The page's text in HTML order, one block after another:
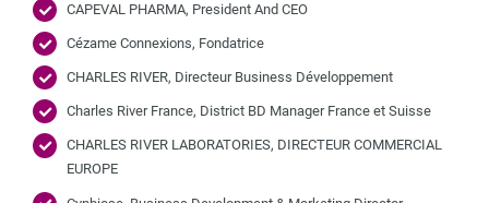
CAPEVAL PHARMA, President And CEO
Cézame Connexions, Fondatrice
CHARLES RIVER, Directeur Business Développement
Charles River France, District BD Manager France et Suisse
CHARLES RIVER LABORATORIES, DIRECTEUR COMMERCIAL
EUROPE